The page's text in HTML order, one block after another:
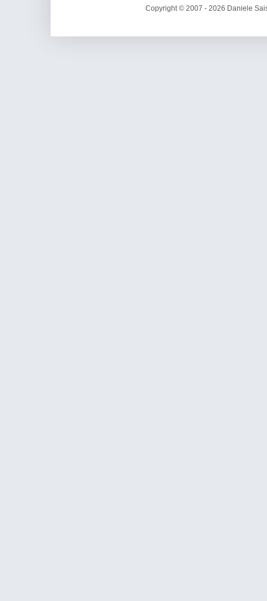
Copyright © 2007 - 2026 Daniele